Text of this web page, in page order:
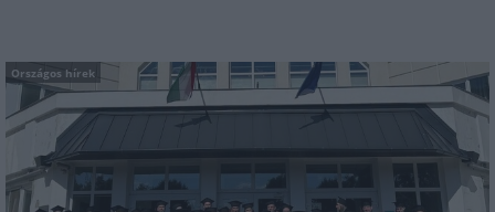
Országos hírek